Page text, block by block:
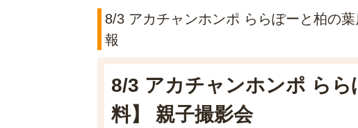
8/3 アカチャンホンポ ららぽーと柏の
報
8/3 アカチャンホンポ らら
料】 親子撮影会